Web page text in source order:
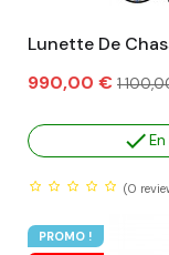
Lunette De
Prix
990,00 € Prix
1

(0
PROMO !